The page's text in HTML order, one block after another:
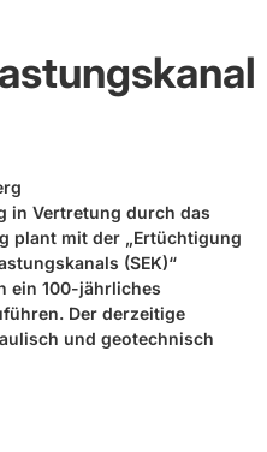
in Vertretung durch das
plant mit der „Ertüchtigung
(SEK)“
ein 100-jährliches
Der derzeitige
und geotechnisch